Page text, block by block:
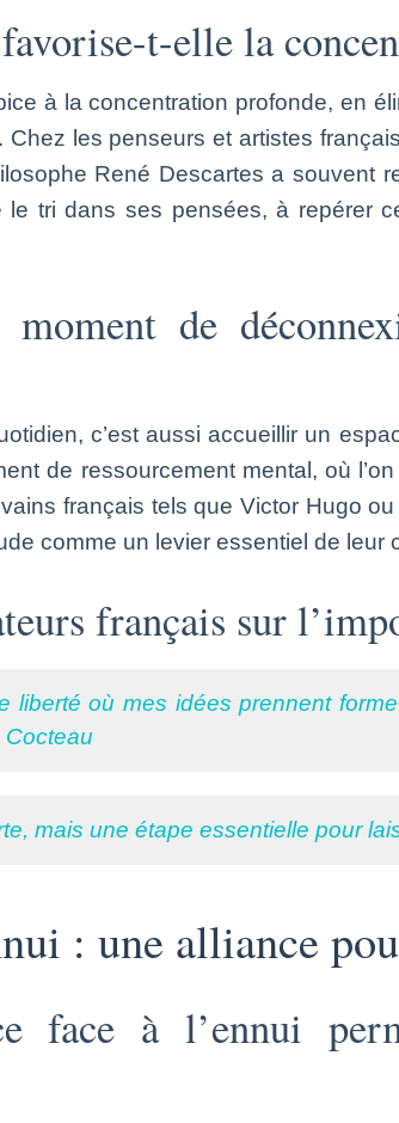
t-elle la
à la concentration profonde, en
les penseurs et artistes
René Descartes a
tri dans ses pensées, à repérer
de
c’est aussi accueillir un
de ressourcement mental, où
français tels que Victor Hugo
comme un levier essentiel de leur
français sur
liberté où mes idées prennent
Cocteau
mais une étape essentielle pour
: une alliance
face à l’ennui